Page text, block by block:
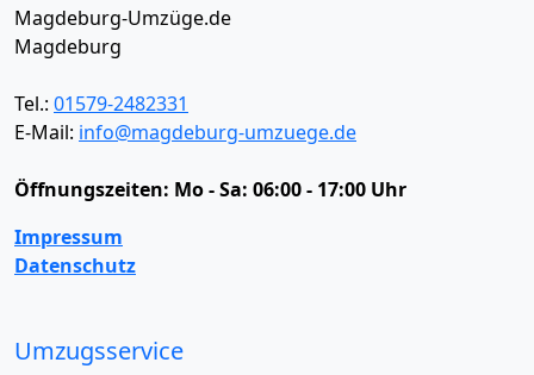
Magdeburg-Umzüge.de
Magdeburg
Tel.: 01579-2482331
E-Mail: info@magdeburg-umzuege.de
Öffnungszeiten: Mo - Sa: 06:00 - 17:00 Uhr
Impressum
Datenschutz
Umzugsservice